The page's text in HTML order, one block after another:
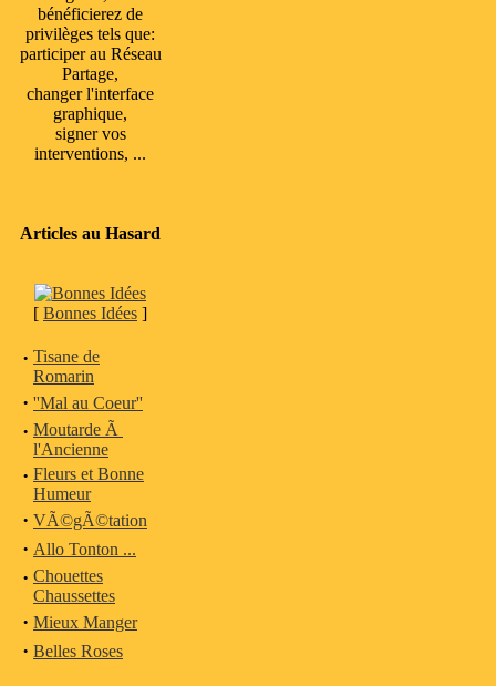
bénéficierez de
privilèges tels que:
participer au Réseau
Partage,
changer l'interface
graphique,
signer vos
interventions, ...
Articles au Hasard
[ Bonnes Idées ]
· Tisane de
Romarin
· ''Mal au Coeur''
· Moutarde Ã
l'Ancienne
· Fleurs et Bonne
Humeur
· VÃ©gÃ©tation
· Allo Tonton ...
· Chouettes
Chaussettes
· Mieux Manger
· Belles Roses